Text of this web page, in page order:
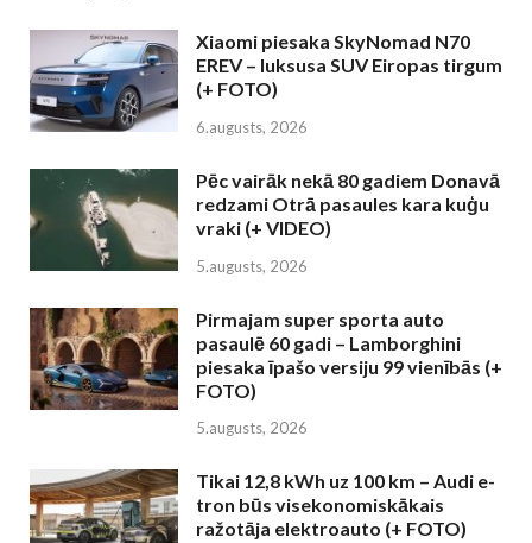
Xiaomi piesaka SkyNomad N70
EREV – luksusa SUV Eiropas tirgum
(+ FOTO)
6.augusts, 2026
Pēc vairāk nekā 80 gadiem Donavā
redzami Otrā pasaules kara kuģu
vraki (+ VIDEO)
5.augusts, 2026
Pirmajam super sporta auto
pasaulē 60 gadi – Lamborghini
piesaka īpašo versiju 99 vienībās (+
FOTO)
5.augusts, 2026
Tikai 12,8 kWh uz 100 km – Audi e-
tron būs visekonomiskākais
ražotāja elektroauto (+ FOTO)